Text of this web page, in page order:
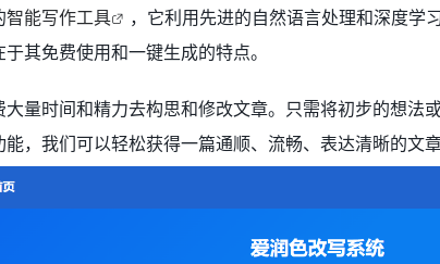
智能写作工具
，它利用先进的自然语言处理和深度学
其免费使用和一键生成的特点。
量时间和精力去构思和修改文章。只需将初步的想法
，我们可以轻松获得一篇通顺、流畅、表达清晰的文